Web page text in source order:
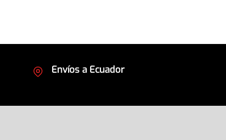
Envíos a Ecuador